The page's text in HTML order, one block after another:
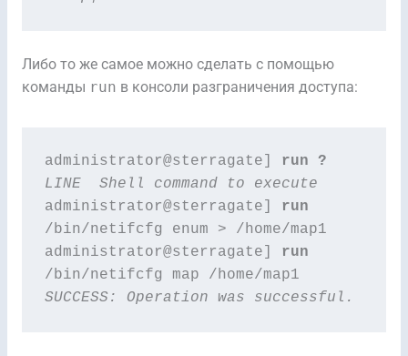
Либо то же самое можно сделать с помощью
команды run в консоли разграничения доступа:
administrator@sterragate] run ?
LINE  Shell command to execute
administrator@sterragate] run
/bin/netifcfg enum > /home/map1
administrator@sterragate] run
SUCCESS: Operation was successful.